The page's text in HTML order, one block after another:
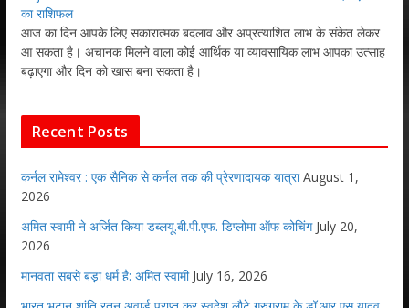
का राशिफल
आज का दिन आपके लिए सकारात्मक बदलाव और अप्रत्याशित लाभ के संकेत लेकर
आ सकता है। अचानक मिलने वाला कोई आर्थिक या व्यावसायिक लाभ आपका उत्साह
बढ़ाएगा और दिन को खास बना सकता है।
Recent Posts
कर्नल रामेश्वर : एक सैनिक से कर्नल तक की प्रेरणादायक यात्रा August 1,
2026
अमित स्वामी ने अर्जित किया डब्लयू.बी.पी.एफ. डिप्लोमा ऑफ कोचिंग July 20,
2026
मानवता सबसे बड़ा धर्म है: अमित स्वामी July 16, 2026